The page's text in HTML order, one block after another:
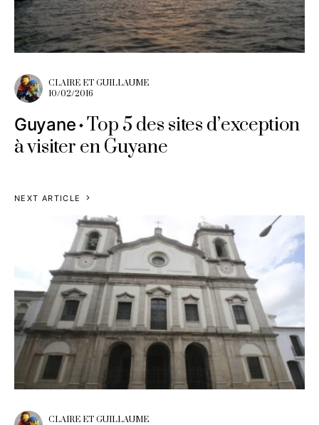
CLAIRE ET GUILLAUME
10/02/2016
Guyane Top 5 des sites d’exception
à visiter en Guyane
NEXT ARTICLE
CLAIRE ET GUILLAUME